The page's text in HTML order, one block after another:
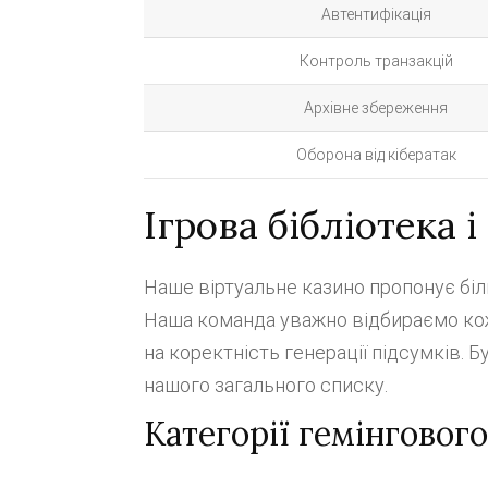
Автентифікація
Контроль транзакцій
Архівне збереження
Оборона від кібератак
Ігрова
Наше віртуальне казино пропонує
Наша команда уважно відбираємо
на коректність генерації
нашого загального списку.
Категорії